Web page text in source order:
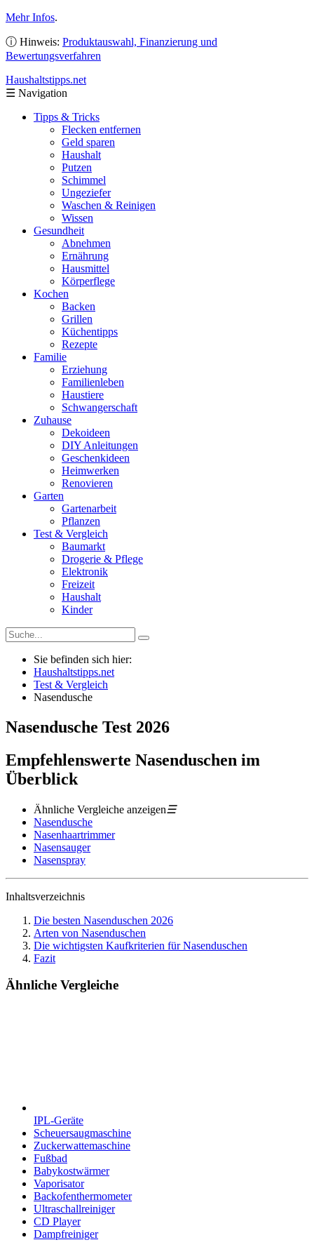
Mehr Infos.
ⓘ Hinweis: Produktauswahl, Finanzierung und
Bewertungsverfahren
Haushaltstipps.net
☰ Navigation
Tipps & Tricks
Flecken entfernen
Geld sparen
Haushalt
Putzen
Schimmel
Ungeziefer
Waschen & Reinigen
Wissen
Gesundheit
Abnehmen
Ernährung
Hausmittel
Körperflege
Kochen
Backen
Grillen
Küchentipps
Rezepte
Familie
Erziehung
Familienleben
Haustiere
Schwangerschaft
Zuhause
Dekoideen
DIY Anleitungen
Geschenkideen
Heimwerken
Renovieren
Garten
Gartenarbeit
Pflanzen
Test & Vergleich
Baumarkt
Drogerie & Pflege
Elektronik
Freizeit
Haushalt
Kinder
Sie befinden sich hier:
Haushaltstipps.net
Test & Vergleich
Nasendusche
Nasendusche Test 2026
Empfehlenswerte Nasenduschen im
Überblick
Ähnliche Vergleiche anzeigen☰
Nasendusche
Nasenhaartrimmer
Nasensauger
Nasenspray
Inhaltsverzeichnis
Die besten Nasenduschen 2026
Arten von Nasenduschen
Die wichtigsten Kaufkriterien für Nasenduschen
Fazit
Ähnliche Vergleiche
IPL-Geräte
Scheuersaugmaschine
Zuckerwattemaschine
Fußbad
Babykostwärmer
Vaporisator
Backofenthermometer
Ultraschallreiniger
CD Player
Dampfreiniger